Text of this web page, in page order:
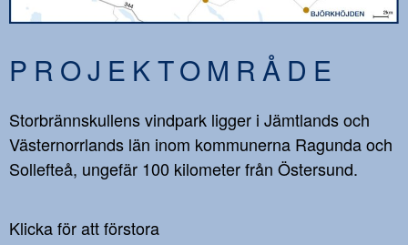
PROJEKTOMRÅDE
Storbrännskullens vindpark ligger i Jämtlands och
Västernorrlands län inom kommunerna Ragunda och
Sollefteå, ungefär 100 kilometer från Östersund.
Klicka för att förstora